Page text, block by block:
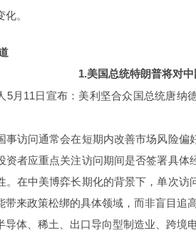
。
1.美国总统特朗普将对
5月11日宣布：美利坚合众国总统唐纳
事访问通常会在短期内改善市场风险
资者应重点关注访问期间是否签署具
。在中美博弈长期化的背景下，单次
带来政策松绑的具体领域，而非盲目追
导体、稀土、出口导向型制造业、跨境